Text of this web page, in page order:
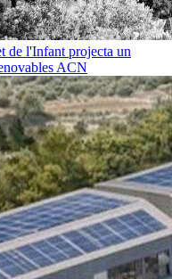
de l'Infant projecta un
ACN